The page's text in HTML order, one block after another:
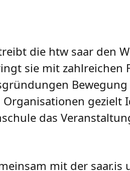
die htw saar den
sie mit zahlreichen
gezielt
das
mit der saar.is